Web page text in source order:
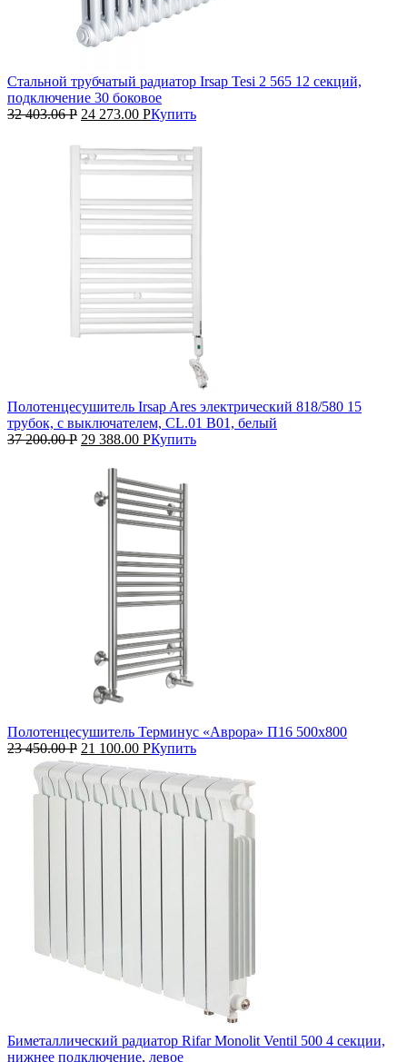
Стальной трубчатый радиатор Irsap Tesi 2 565 12 секций,
подключение 30 боковое
32 403.06Р 24 273.00 РКупить
Полотенцесушитель Irsap Ares электрический 818/580 15
трубок, с выключателем, CL.01 B01, белый
37 200.00Р 29 388.00 РКупить
Полотенцесушитель Терминус «Аврора» П16 500х800
23 450.00Р 21 100.00 РКупить
Биметаллический радиатор Rifar Monolit Ventil 500 4 секции,
нижнее подключение, левое